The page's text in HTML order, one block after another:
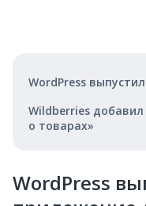
WordPress
Wildberries
о товарах»
WordPress